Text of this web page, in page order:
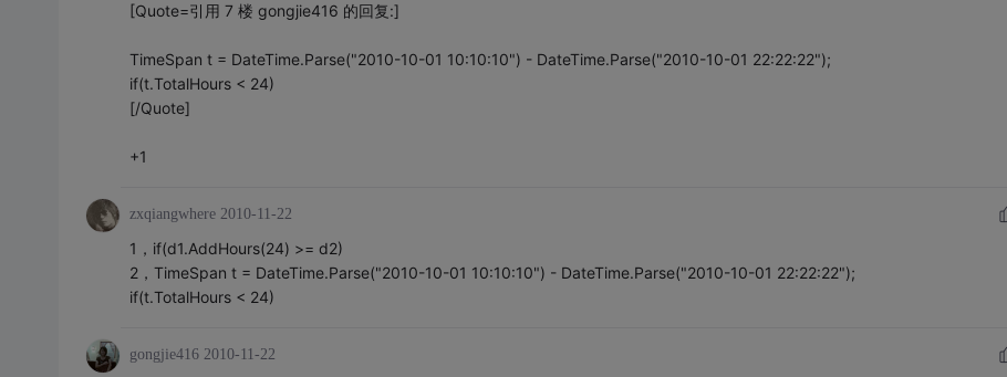
[Quote=引用 7 楼 gongjie416 的回复:]
TimeSpan t = DateTime.Parse("2010-10-01 10:10:10") - DateTime.Parse("2010-10-01 22:22:22");
if(t.TotalHours < 24)
[/Quote]
+1
zxqiangwhere 2010-11-22
1，if(d1.AddHours(24) >= d2)
2，TimeSpan t = DateTime.Parse("2010-10-01 10:10:10") - DateTime.Parse("2010-10-01 22:22:22");
if(t.TotalHours < 24)
gongjie416 2010-11-22